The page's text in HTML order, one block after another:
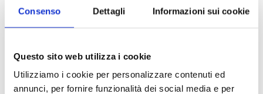
Consenso Dettagli Informazioni sui cookie
Questo sito web utilizza i cookie
Utilizziamo i cookie per personalizzare contenuti ed
annunci, per fornire funzionalità dei social media e per